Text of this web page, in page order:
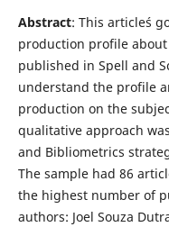
Abstract: This article´s
production profile
published in Spell and
understand the profile
production on the
qualitative approach
and Bibliometrics
The sample had 86
the highest number of
authors: Joel Souza